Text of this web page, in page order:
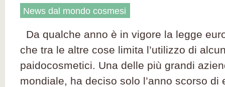
News dal mondo cosmesi
Da qualche anno è in vigore la legge
che tra le altre cose limita l’utilizzo di
paidocosmetici. Una delle più grandi
mondiale, ha deciso solo l’anno scorso di